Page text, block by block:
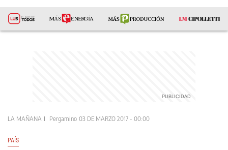
LA MAÑANA Pergamino 03 DE MARZO 2017 - 00:00
PAÍS